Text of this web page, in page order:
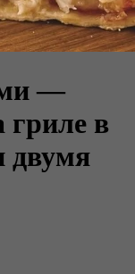
—
гриле в
двумя